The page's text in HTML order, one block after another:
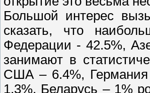
Большой интерес
сказать, что
Федерации - 42.5%,
занимают в
США – 6.4%, Германия
1.3%, Беларусь – 1%